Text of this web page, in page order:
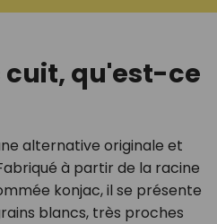
cuit, qu'est-ce
alternative originale et
à partir de la racine
konjac, il se présente
blancs, très proches